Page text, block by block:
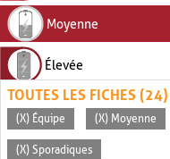
Moyenne
Élevée
TOUTES LES FICHES (24)
(X) Équipe (X) Moyenne
(X) Sporadiques